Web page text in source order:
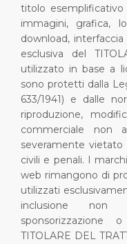
titolo
immagini, grafica,
download,
esclusiva del
utilizzato in base a
sono protetti dalla
633/1941) e dalle
riproduzione,
commerciale non
severamente
civili e penali. I
web rimangono di
utilizzati
inclusione non
sponsorizzazione
TITOLARE DEL